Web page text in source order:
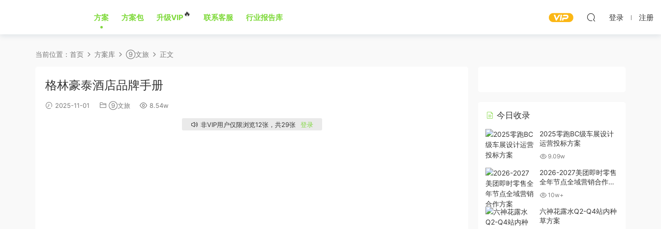
方案 方案包 升级VIP🔥 联系客服 行业报告库 登录 注册
当前位置： 首页 方案库 ⑨文旅 正文
格林豪泰酒店品牌手册
2025-11-01 ⑨文旅 8.54w
非VIP用户仅限浏览12张，共29张 登录
今日收录
2025零跑BC级车展设计
运营投标方案
9.09w
2026-2027美团即时零售
全年节点全域营销合作方
案 10w+
六神花露水Q2-Q4站内种
草方案